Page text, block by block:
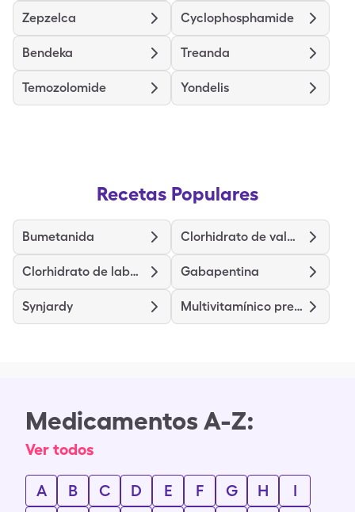
Zepzelca Cyclophosphamide
Bendeka Treanda
Temozolomide Yondelis
Recetas Populares
Bumetanida Clorhidrato de valaciclovir
Clorhidrato de labetalol Gabapentina
Synjardy Multivitamínico prenatal
Medicamentos A-Z:
Ver todos
A B C D E F G H
I